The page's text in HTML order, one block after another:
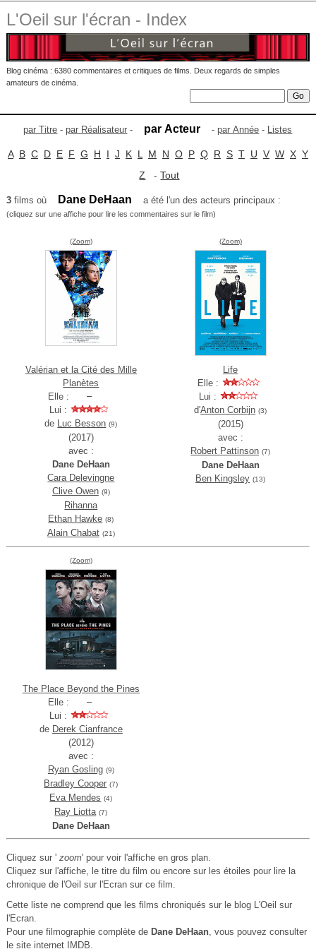
L'Oeil sur l'écran - Index
Blog cinéma : 6380 commentaires et critiques de films. Deux regards de simples
amateurs de cinéma.
par Titre -par Réalisateur - par Acteur -par Année - Listes
A B C D E F G H I J K L M N O P Q R S T U V W X Y
Z -Tout
3films où Dane DeHaan a été l'un des acteurs principaux :
(cliquez sur une affiche pour lire les commentaires sur le film)
(Zoom)
Valérian et la Cité des Mille
Planètes
Elle :
Lui :
de Luc Besson (9)
(2017)
avec :
Dane DeHaan
Cara Delevingne
Clive Owen (9)
Rihanna
Ethan Hawke (8)
Alain Chabat (21)
(Zoom)
Life
Elle :
Lui :
d'Anton Corbijn (3)
(2015)
avec :
Robert Pattinson (7)
Dane DeHaan
Ben Kingsley (13)
(Zoom)
The Place Beyond the Pines
Elle :
Lui :
de Derek Cianfrance
(2012)
avec :
Ryan Gosling (9)
Bradley Cooper (7)
Eva Mendes (4)
Ray Liotta (7)
Dane DeHaan
Cliquez sur ' zoom' pour voir l'affiche en gros plan.
Cliquez sur l'affiche, le titre du film ou encore sur les étoiles pour lire la
chronique de l'Oeil sur l'Ecran sur ce film.
Cette liste ne comprend que les films chroniqués sur le blog L'Oeil sur
l'Ecran.
Pour une filmographie complète de Dane DeHaan, vous pouvez consulter
le site internet IMDB.